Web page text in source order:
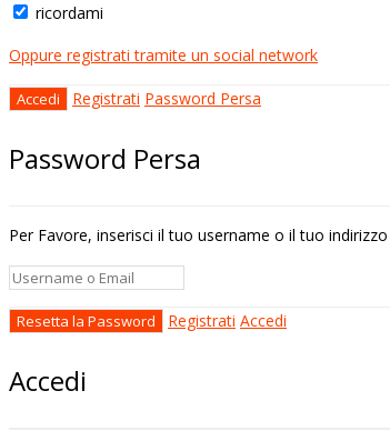
ricordami
Oppure registrati tramite un social network
Registrati Password Persa
Password Persa
Per Favore, inserisci il tuo username o il tuo
Registrati Accedi
Accedi